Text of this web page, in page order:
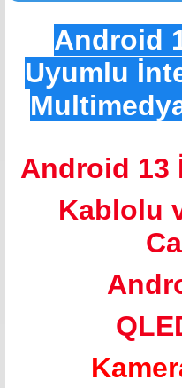
Android
Uyumlu
Android 13
Kablolu